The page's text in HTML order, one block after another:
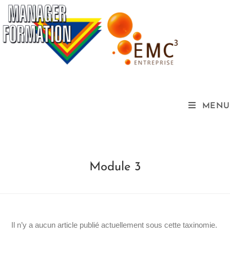
MENU
Module 3
Il n’y a aucun article publié actuellement sous cette taxinomie.